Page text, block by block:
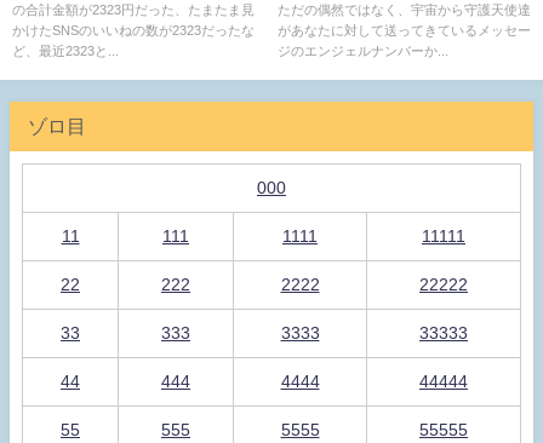
の合計金額が2323円だった、たまたま見
かけたSNSのいいねの数が2323だったな
ど、最近2323と...
ただの偶然ではなく、宇宙から守護天使達
があなたに対して送ってきているメッセー
ジのエンジェルナンバーか...
ゾロ目
000
11 111 1111 11111
22 222 2222 22222
33 333 3333 33333
44 444 4444 44444
55 555 5555 55555